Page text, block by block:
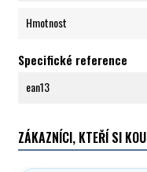
Hmotnost
Specifické reference
ean13
ZÁKAZNÍCI, KTEŘÍ SI